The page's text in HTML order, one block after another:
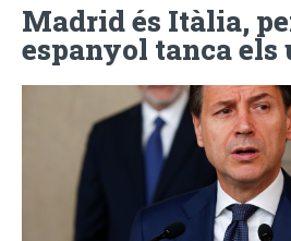
Madrid és Itàlia,
espanyol tanca els